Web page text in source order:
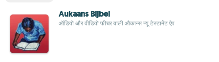
Aukaans Bijbel
ऑडियो और वीडियो फीचर वाली औकान्स न्यू टेस्टामेंट ऐप